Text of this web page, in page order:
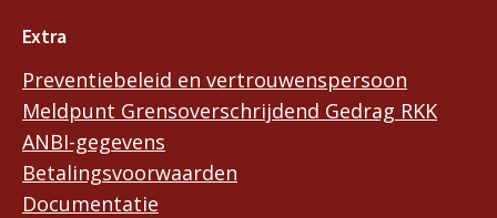
Extra
Preventiebeleid en vertrouwenspersoon
Meldpunt Grensoverschrijdend Gedrag RKK
ANBI-gegevens
Betalingsvoorwaarden
Documentatie